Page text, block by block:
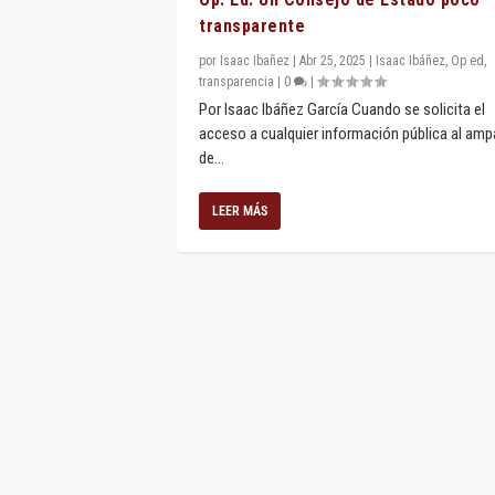
transparente
por Isaac Ibañez Abr 25, 2025 Isaac Ibáñez, Op ed ,
transparencia
0
Por Isaac Ibáñez García Cuando se solicita el
acceso a cualquier información pública al
de...
LEER MÁS